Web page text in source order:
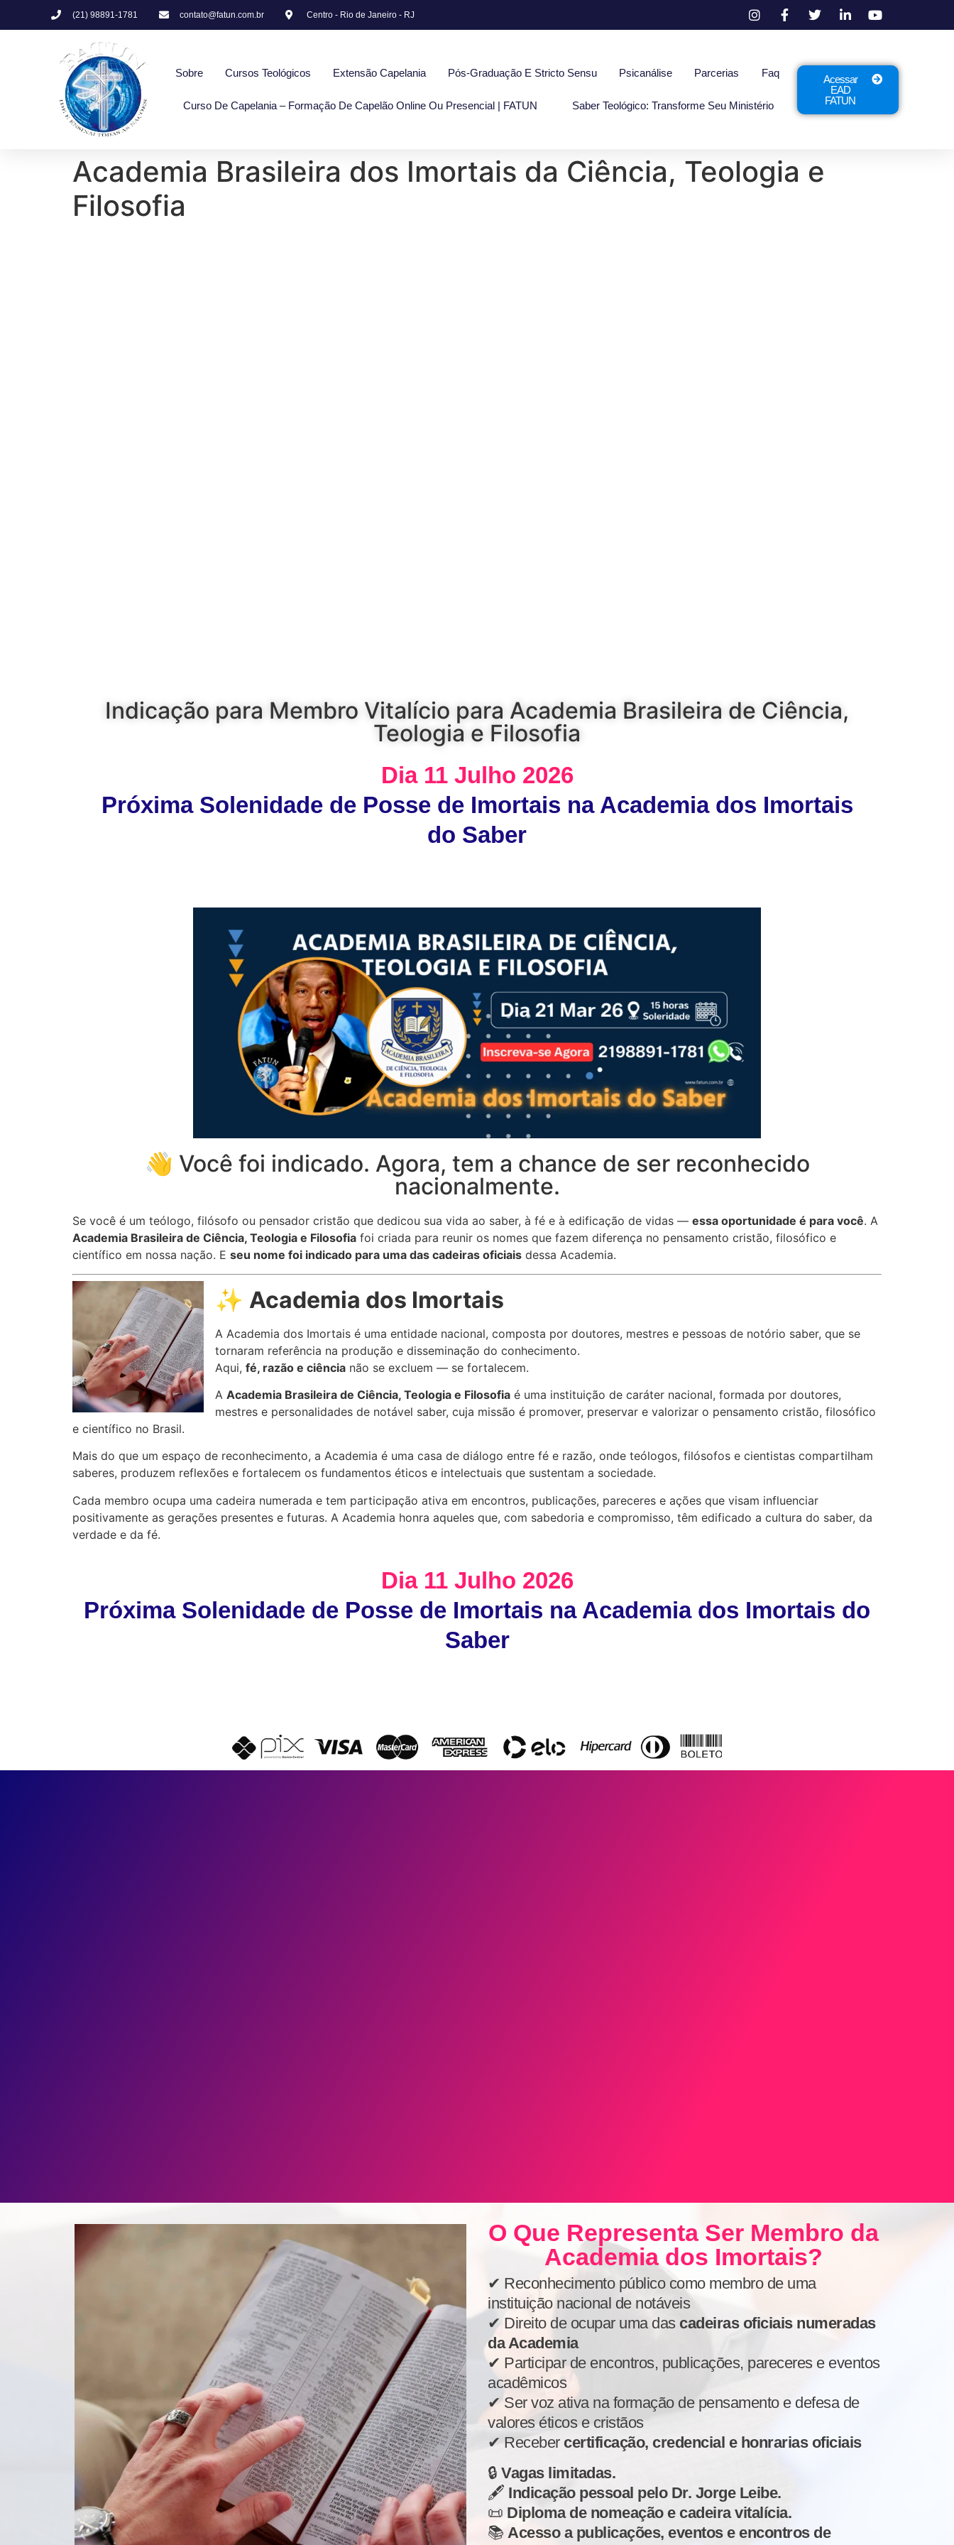
(21) 98891-1781 contato@fatun.com.br Centro - Rio de Janeiro - RJ
Sobre Cursos Teológicos Extensão Capelania Pós-Graduação E Stricto Sensu Psicanálise Parcerias Faq
Curso De Capelania – Formação De Capelão Online Ou Presencial | FATUN Saber Teológico: Transforme Seu Ministério
Acessar
EAD
FATUN
Academia Brasileira dos Imortais da Ciência, Teologia e
Filosofia
Indicação para Membro Vitalício para Academia Brasileira de Ciência,
Teologia e Filosofia
Dia 11 Julho 2026
Próxima Solenidade de Posse de Imortais na Academia dos Imortais
do Saber
👋 Você foi indicado. Agora, tem a chance de ser reconhecido
nacionalmente.
Se você é um teólogo, filósofo ou pensador cristão que dedicou sua vida ao saber, à fé e à edificação de vidas — essa oportunidade é para você. A
Academia Brasileira de Ciência, Teologia e Filosofia foi criada para reunir os nomes que fazem diferença no pensamento cristão, filosófico e
científico em nossa nação. E seu nome foi indicado para uma das cadeiras oficiais dessa Academia.
✨ Academia dos Imortais
A Academia dos Imortais é uma entidade nacional, composta por doutores, mestres e pessoas de notório saber, que se
tornaram referência na produção e disseminação do conhecimento.
Aqui, fé, razão e ciência não se excluem — se fortalecem.
A Academia Brasileira de Ciência, Teologia e Filosofia é uma instituição de caráter nacional, formada por doutores,
mestres e personalidades de notável saber, cuja missão é promover, preservar e valorizar o pensamento cristão, filosófico
e científico no Brasil.
Mais do que um espaço de reconhecimento, a Academia é uma casa de diálogo entre fé e razão, onde teólogos, filósofos e cientistas compartilham
saberes, produzem reflexões e fortalecem os fundamentos éticos e intelectuais que sustentam a sociedade.
Cada membro ocupa uma cadeira numerada e tem participação ativa em encontros, publicações, pareceres e ações que visam influenciar
positivamente as gerações presentes e futuras. A Academia honra aqueles que, com sabedoria e compromisso, têm edificado a cultura do saber, da
verdade e da fé.
Dia 11 Julho 2026
Próxima Solenidade de Posse de Imortais na Academia dos Imortais do
Saber
O Que Representa Ser Membro da
Academia dos Imortais?
✔ Reconhecimento público como membro de uma
instituição nacional de notáveis
✔ Direito de ocupar uma das cadeiras oficiais numeradas
da Academia
✔ Participar de encontros, publicações, pareceres e eventos
acadêmicos
✔ Ser voz ativa na formação de pensamento e defesa de
valores éticos e cristãos
✔ Receber certificação, credencial e honrarias oficiais
🔒 Vagas limitadas.
🖋️ Indicação pessoal pelo Dr. Jorge Leibe.
📜 Diploma de nomeação e cadeira vitalícia.
📚 Acesso a publicações, eventos e encontros de